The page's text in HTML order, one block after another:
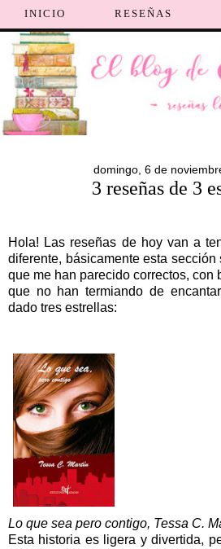
INICIO RESEÑAS
domingo, 6 de
3 reseñas de 3
Hola! Las reseñas de hoy van a
diferente, básicamente esta
que me han parecido correctos, con
que no han termiando de
dado tres estrellas:
Lo que sea pero contigo, Tessa C.
Esta historia es ligera y divertida,